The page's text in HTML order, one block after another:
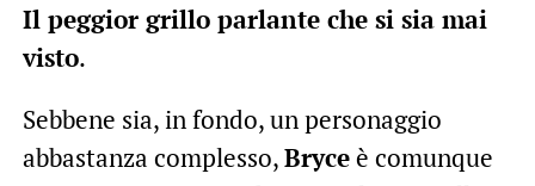
Il peggior grillo parlante che si sia mai
visto.
Sebbene sia, in fondo, un personaggio
abbastanza complesso,Bryceè comunque